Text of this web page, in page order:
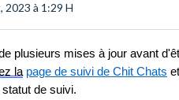
2023 à 1:29 H
plusieurs mises à jour avant
la page de suivi de Chit Chats
de suivi.